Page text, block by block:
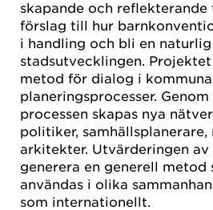
skapande och
förslag till hur
i handling och bli en
stadsutvecklingen.
metod för dialog i
planeringsprocesser.
processen skapas nya
politiker,
arkitekter. Utvärderingen
generera en generell metod
användas i olika
som internationellt.